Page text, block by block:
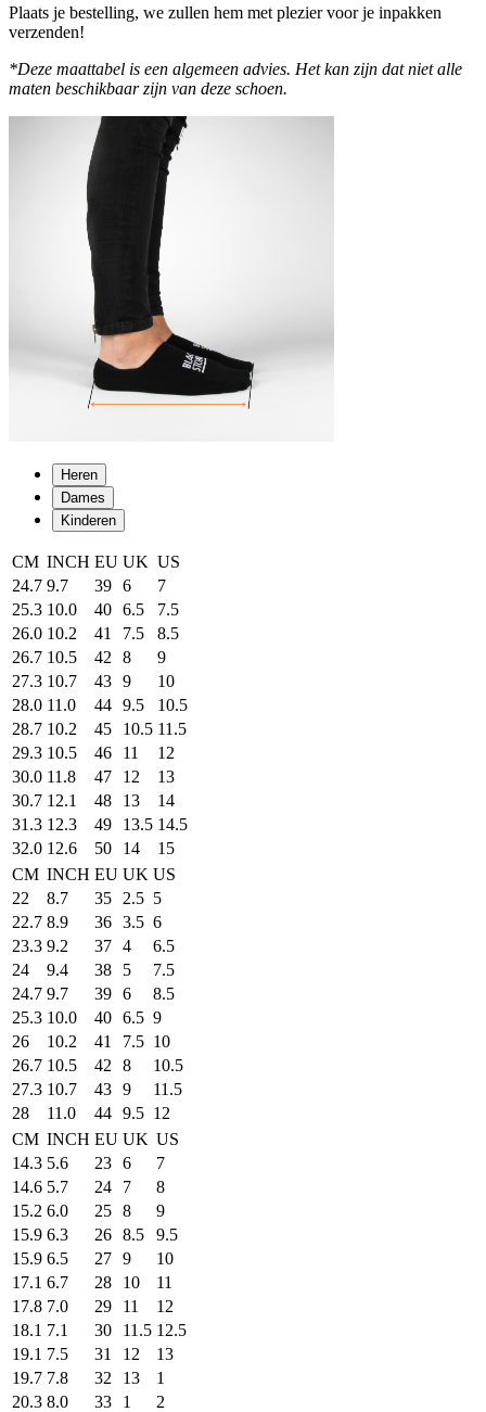
Plaats je bestelling, we zullen hem met plezier voor je inpakken
verzenden!
*Deze maattabel is een algemeen advies. Het kan zijn dat niet alle
maten beschikbaar zijn van deze schoen.
Heren
Dames
Kinderen
CM INCH EU UK US
24.7 9.7 39 6
7
25.3 10.0 40 6.5
7.5
26.0 10.2 41 7.5
8.5
26.7 10.5 42 8
9
27.3 10.7 43 9
10
28.0 11.0 44 9.5
10.5
28.7 10.2 45 10.5 11.5
29.3 10.5 46 11
12
30.0 11.8 47 12
13
30.7 12.1 48 13
14
31.3 12.3 49 13.5 14.5
32.0 12.6 50 14
15
CM INCH EU UK US
22
8.7 35 2.5 5
22.7 8.9 36 3.5 6
23.3 9.2 37 4
6.5
24
9.4 38 5
7.5
24.7 9.7 39 6
8.5
25.3 10.0 40 6.5 9
26
10.2 41 7.5 10
26.7 10.5 42 8
10.5
27.3 10.7 43 9
11.5
28
11.0 44 9.5 12
CM INCH EU UK US
14.3 5.6 23 6
7
14.6 5.7 24 7
8
15.2 6.0 25 8
9
15.9 6.3 26 8.5
9.5
15.9 6.5 27 9
10
17.1 6.7 28 10
11
17.8 7.0 29 11
12
18.1 7.1 30 11.5 12.5
19.1 7.5 31 12
13
19.7 7.8 32 13
1
20.3 8.0 33 1
2